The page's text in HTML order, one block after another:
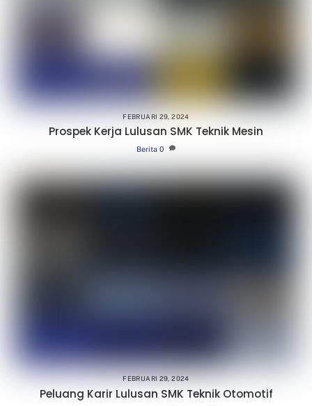
FEBRUARI 29, 2024
Prospek Kerja Lulusan SMK Teknik Mesin
Berita 0
FEBRUARI 29, 2024
Peluang Karir Lulusan SMK Teknik Otomotif